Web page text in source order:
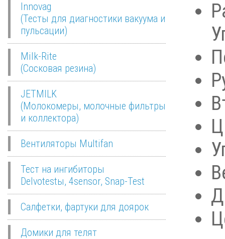
Innovag
(Тесты для диагностики вакуума и
пульсации)
Milk-Rite
(Сосковая резина)
JETMILK
(Молокомеры, молочные фильтры
и коллектора)
Вентиляторы Multifan
Тест на ингибиторы
Delvotestы, 4sensor, Snap-Test
Салфетки, фартуки для доярок
Домики для телят